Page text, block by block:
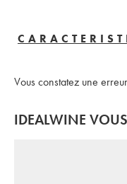
Vous constatez une
IDEALWINE